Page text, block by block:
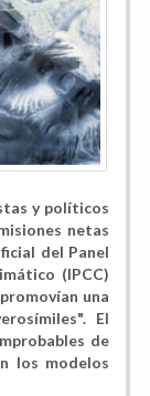
y políticos
netas
del Panel
(IPCC)
una
El
de
los modelos